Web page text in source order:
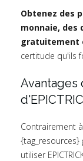
Obtenez des
monnaie, des
gratuitement
certitude qu'ils
Contrairement
{tag_resources}
utiliser